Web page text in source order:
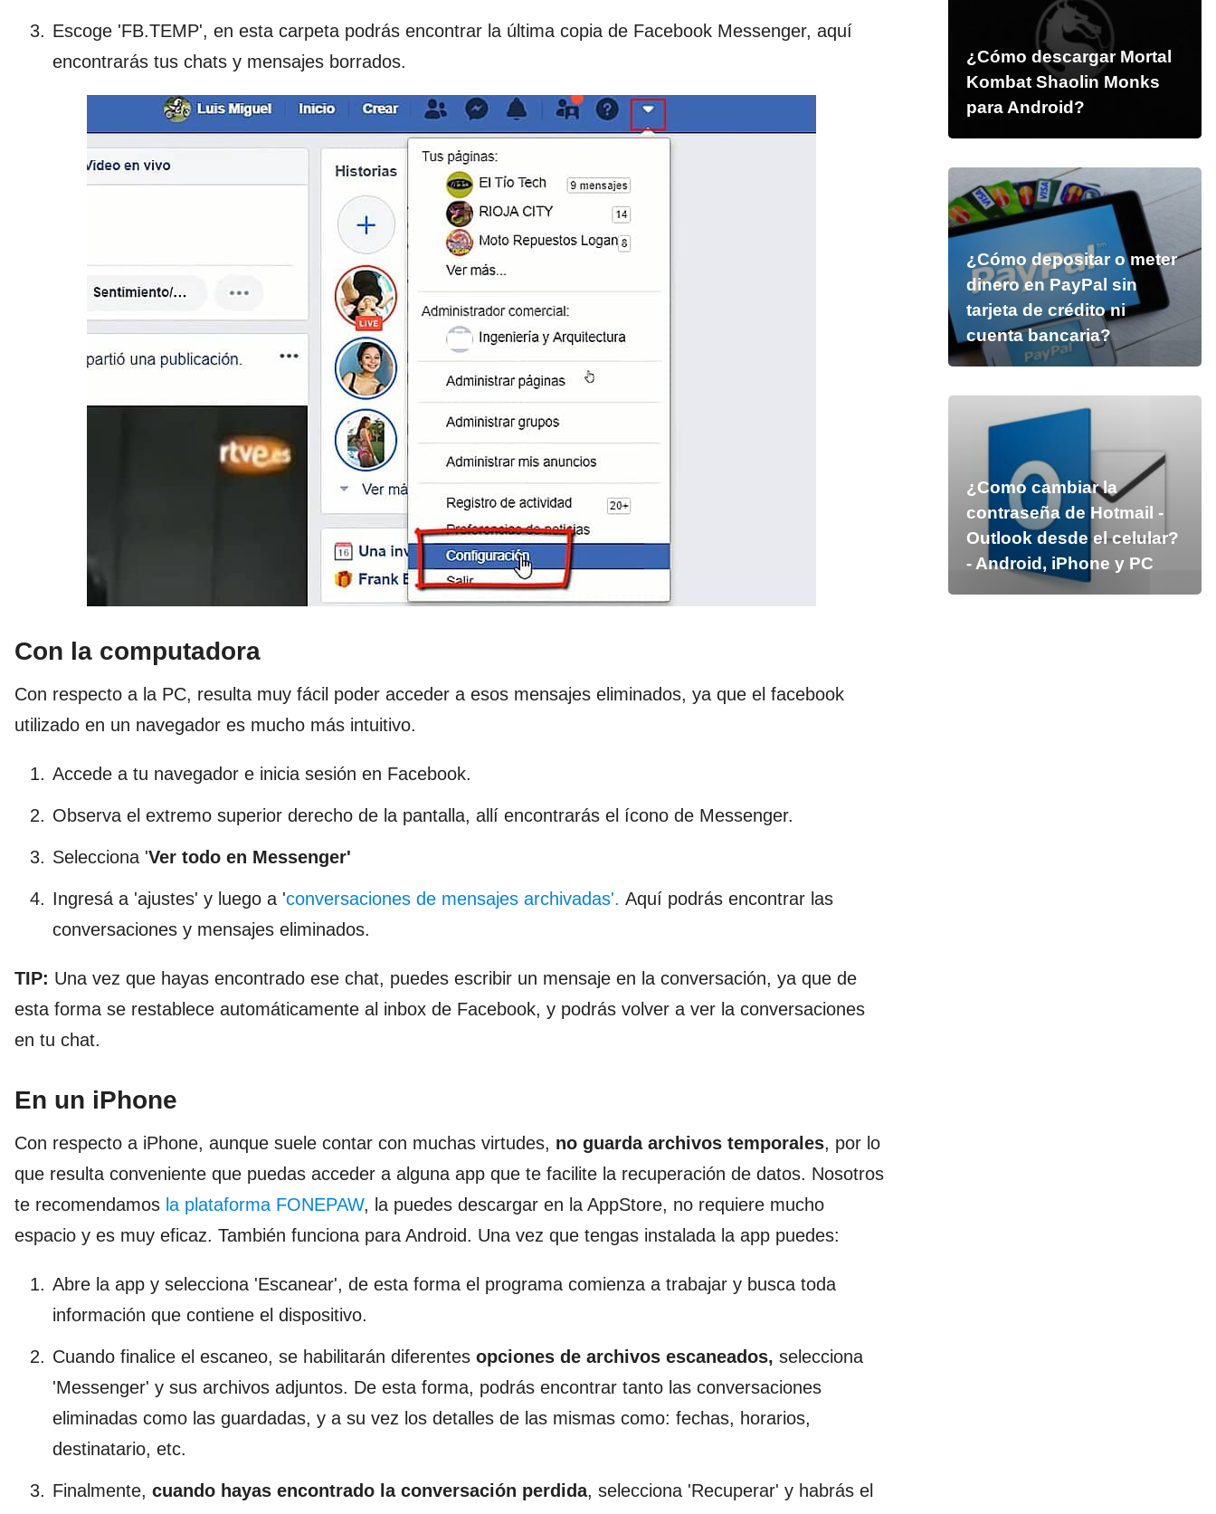
Escoge 'FB.TEMP', en esta carpeta podrás encontrar la última copia de Facebook Messenger, aquí
encontrarás tus chats y mensajes borrados.
Con la computadora
Con respecto a la PC, resulta muy fácil poder acceder a esos mensajes eliminados, ya que el facebook
utilizado en un navegador es mucho más intuitivo.
Accede a tu navegador e inicia sesión en Facebook.
Observa el extremo superior derecho de la pantalla, allí encontrarás el ícono de Messenger.
Selecciona 'Ver todo en Messenger'
Ingresá a 'ajustes' y luego a 'conversaciones de mensajes archivadas'. Aquí podrás encontrar las
conversaciones y mensajes eliminados.
TIP: Una vez que hayas encontrado ese chat, puedes escribir un mensaje en la conversación, ya que de
esta forma se restablece automáticamente al inbox de Facebook, y podrás volver a ver la conversaciones
en tu chat.
En un iPhone
Con respecto a iPhone, aunque suele contar con muchas virtudes, no guarda archivos temporales, por lo
que resulta conveniente que puedas acceder a alguna app que te facilite la recuperación de datos. Nosotros
te recomendamos la plataforma FONEPAW, la puedes descargar en la AppStore, no requiere mucho
espacio y es muy eficaz. También funciona para Android. Una vez que tengas instalada la app puedes:
Abre la app y selecciona 'Escanear', de esta forma el programa comienza a trabajar y busca toda
información que contiene el dispositivo.
Cuando finalice el escaneo, se habilitarán diferentes opciones de archivos escaneados, selecciona
'Messenger' y sus archivos adjuntos. De esta forma, podrás encontrar tanto las conversaciones
eliminadas como las guardadas, y a su vez los detalles de las mismas como: fechas, horarios,
destinatario, etc.
Finalmente, cuando hayas encontrado la conversación perdida, selecciona 'Recuperar' y habrás el
¿Cómo descargar Mortal
Kombat Shaolin Monks
para Android?
¿Cómo depositar o meter
dinero en PayPal sin
tarjeta de crédito ni
cuenta bancaria?
¿Como cambiar la
contraseña de Hotmail -
Outlook desde el celular?
- Android, iPhone y PC